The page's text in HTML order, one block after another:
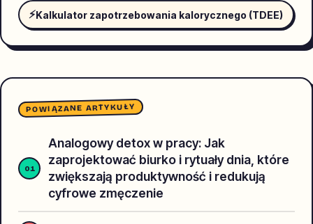
⚡Kalkulator zapotrzebowania kalorycznego (TDEE)
POWIĄZANE ARTYKUŁY
Analogowy detox w pracy: Jak
zaprojektować biurko i rytuały dnia, które
zwiększają produktywność i redukują
cyfrowe zmęczenie